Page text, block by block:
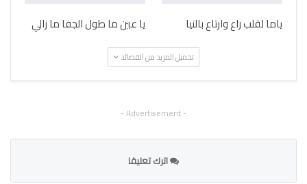
ياما لقلب راع وارتاع بالنيا يا عين ما طول الجفا ما زالي
تحميل المزيد من القصائد
- Advertisement -
اترك تعليقا